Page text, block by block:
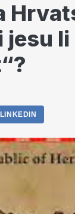
jesu
LINKEDIN